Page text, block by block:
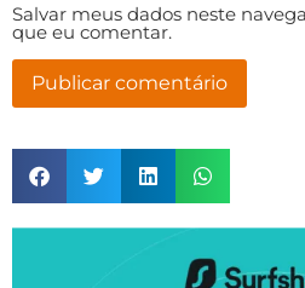
Salvar meus dados neste
que eu comentar.